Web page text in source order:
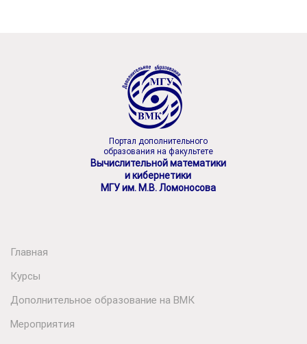
Портал дополнительного
образования на факультете
Вычислительной математики
и кибернетики
МГУ им. М.В. Ломоносова
Главная
Курсы
Дополнительное образование на ВМК
Мероприятия